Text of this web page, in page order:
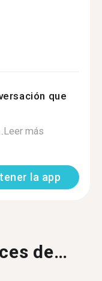
que
Leer más
la app
de…